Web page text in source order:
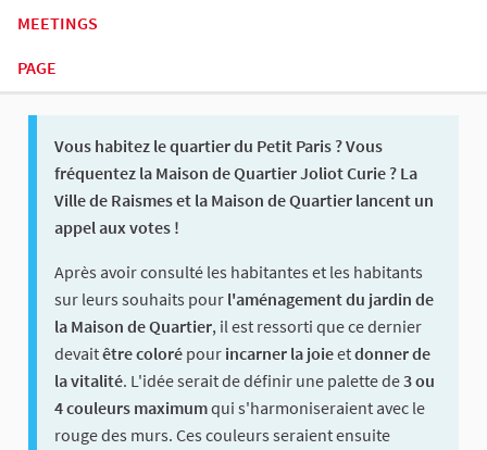
MEETINGS
PAGE
Vous habitez le quartier du Petit Paris ? Vous
fréquentez la Maison de Quartier Joliot Curie ? La
Ville de Raismes et la Maison de Quartier lancent un
appel aux votes !
Après avoir consulté les habitantes et les habitants
sur leurs souhaits pour l'aménagement du jardin de
la Maison de Quartier, il est ressorti que ce dernier
devaitêtre coloré pour incarner la joieetdonner de
la vitalité. L'idée serait de définir une palette de3 ou
4 couleurs maximumqui s'harmoniseraient avec le
rouge des murs. Ces couleurs seraient ensuite